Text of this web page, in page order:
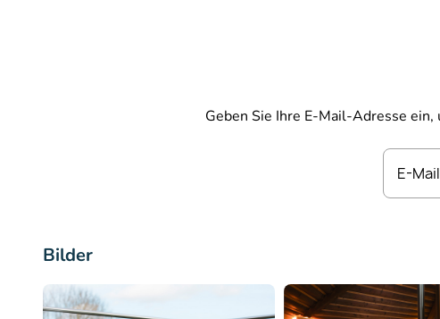
Geben Sie Ihre E-Mail-Adresse
E-
Bilder